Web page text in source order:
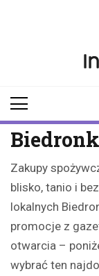
Zakupy
blisko, tanio i
lokalnych
promocje z
otwarcia –
wybrać ten